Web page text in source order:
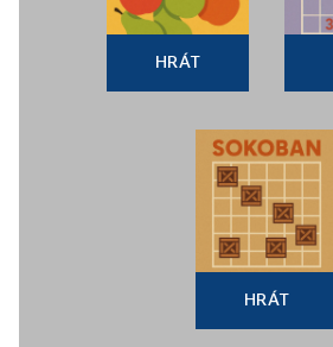
HRÁT
HRÁT